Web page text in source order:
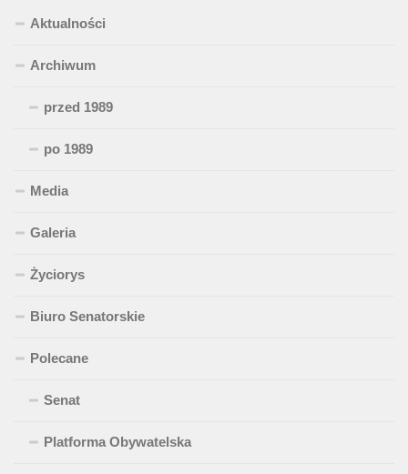
Aktualności
Archiwum
przed 1989
po 1989
Media
Galeria
Życiorys
Biuro Senatorskie
Polecane
Senat
Platforma Obywatelska